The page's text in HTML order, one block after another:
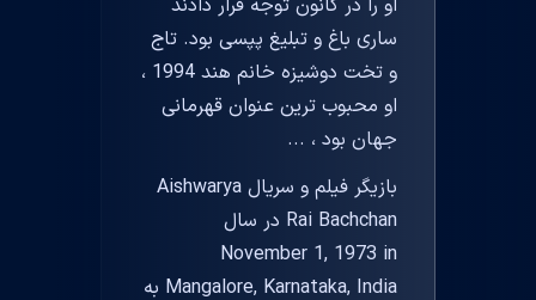
او را در کانون توجه قرار دادند
ساری باغ و تبلیغ پپسی بود. تاج
و تخت دوشیزه خانم هند 1994 ،
او محبوب ترین عنوان قهرمانی
جهان بود ، ...
بازیگر فیلم و سریال Aishwarya
Rai Bachchan در سال
November 1, 1973 in
Mangalore, Karnataka, India به